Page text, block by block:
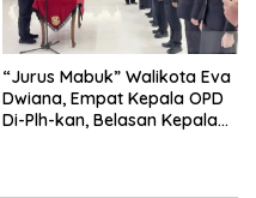
“Jurus Mabuk” Walikota Eva
Dwiana, Empat Kepala OPD
Di-Plh-kan, Belasan Kepala